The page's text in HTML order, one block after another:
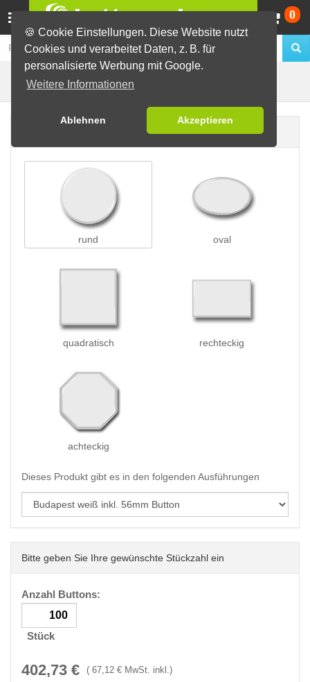
🍪 Cookie Einstellungen. Diese Website nutzt
Cookies und verarbeitet Daten, z. B. für
personalisierte Werbung mit Google.
Weitere Informationen
Ablehnen Akzeptieren
0
Buttons erstellen Preisschleifen
rund oval
quadratisch rechteckig
achteckig
Dieses Produkt gibt es in den folgenden Ausführungen
Bitte geben Sie Ihre gewünschte Stückzahl ein
Anzahl Buttons:
Stück
402,73 € ( 67,12 € MwSt. inkl.)